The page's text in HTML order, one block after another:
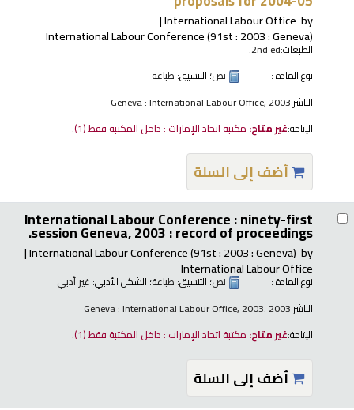
by
International Labour Office
International Labour Conference(91st : 2003 : Geneva)
الطبعات:2nd ed.
نوع المادة :
نص؛ التنسيق: طباعة
الناشر:Geneva : International Labour Office, 2003
الإتاحة:غير متاح: مكتبة اتحاد الإمارات : داخل المكتبة فقط(1).
أضف إلى السلة
International Labour Conference : ninety-first
session Geneva, 2003 : record of proceedings.
by
International Labour Conference(91st : 2003 : Geneva)
International Labour Office
نوع المادة : نص؛ التنسيق: طباعة؛ الشكل الأدبي: غير أدبي
الناشر:Geneva : International Labour Office, 2003. 2003
الإتاحة:غير متاح: مكتبة اتحاد الإمارات : داخل المكتبة فقط(1).
أضف إلى السلة